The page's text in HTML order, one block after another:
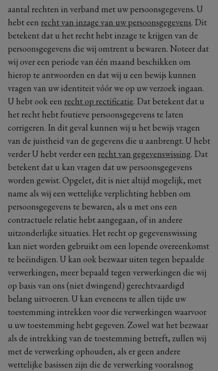
aantal rechten in verband met uw persoonsgegevens. U
hebt een recht van inzage van uw persoonsgegevens. Dit
betekent dat u het recht hebt inzage te krijgen van de
persoonsgegevens die wij omtrent u bewaren. Noteer dat
wij over een periode van één maand beschikken om
hierop te antwoorden en dat wij u een bewijs kunnen
vragen van uw identiteit vóór we op uw verzoek ingaan.
U hebt ook een recht op rectificatie. Dat betekent dat u
het recht hebt foutieve persoonsgegevens te laten
corrigeren. In dit geval kunnen wij u het bewijs vragen
van de juistheid van de gegevens die u aanbrengt. U hebt
verder U hebt verder een recht van gegevenswissing. Dat
betekent dat u kan vragen dat uw persoonsgegevens
worden gewist. Opgelet, dit is niet altijd mogelijk, met
name als wij een wettelijke verplichting hebben om
persoonsgegevens te bewaren, als u met ons een
contractuele relatie hebt aangegaan, of in andere
uitzonderlijke situaties. Het recht op gegevenswissing
kan niet worden gebruikt om een lopende overeenkomst
te beëindigen. U kan ook bezwaar uiten tegen bepaalde
verwerkingen, meer bepaald tegen verwerkingen die wij
op basis van ons (niet dwingend) gerechtvaardigd
belang uitvoeren. U kan eveneens te allen tijde uw
toestemming intrekken voor die verwerkingen waarvoor
u uw toestemming hebt gegeven. Zowel wat het bezwaar
als de intrekking van de toestemming betreft, zullen wij
met de verwerking ophouden, als er geen andere
wettelijke basissen zijn die de verwerking vooralsnog